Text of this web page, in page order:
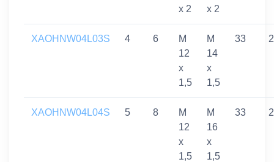
x 2
x 2
XAOHNW04L03S 4 6
M
12
x
1,5
M
14
x
1,5
33
XAOHNW04L04S 5 8
M
12
x
1,5
M
16
x
1,5
33